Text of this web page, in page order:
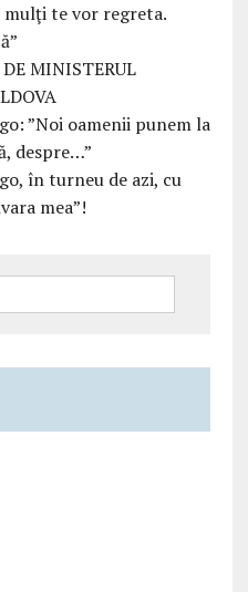
te vor regreta.
MINISTERUL
”Noi oamenii punem la
despre…”
în turneu de azi, cu
mea”!